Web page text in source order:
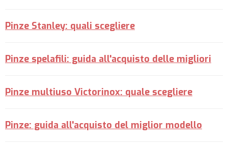
Pinze Stanley: quali scegliere
Pinze spelafili: guida all'acquisto delle migliori
Pinze multiuso Victorinox: quale scegliere
Pinze: guida all'acquisto del miglior modello